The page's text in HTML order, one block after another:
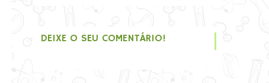
DEIXE O SEU COMENTÁRIO!